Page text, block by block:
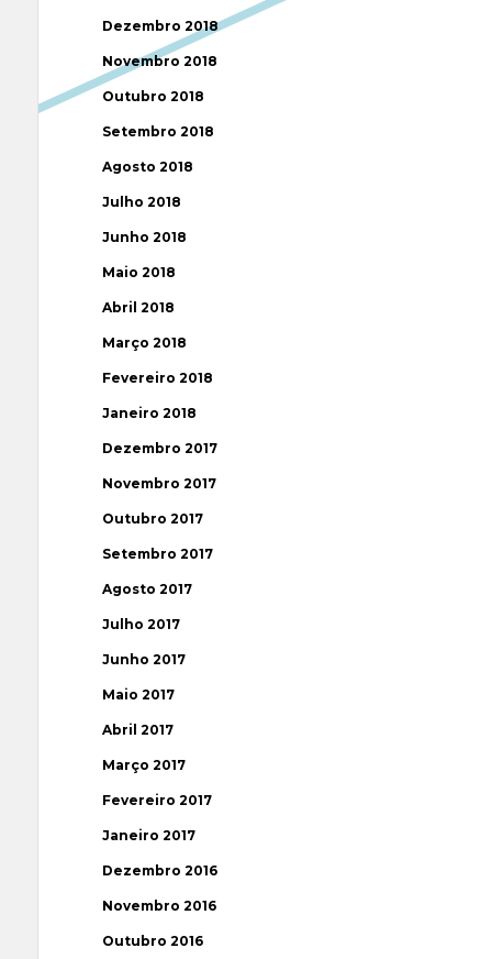
Dezembro 2018
Novembro 2018
Outubro 2018
Setembro 2018
Agosto 2018
Julho 2018
Junho 2018
Maio 2018
Abril 2018
Março 2018
Fevereiro 2018
Janeiro 2018
Dezembro 2017
Novembro 2017
Outubro 2017
Setembro 2017
Agosto 2017
Julho 2017
Junho 2017
Maio 2017
Abril 2017
Março 2017
Fevereiro 2017
Janeiro 2017
Dezembro 2016
Novembro 2016
Outubro 2016